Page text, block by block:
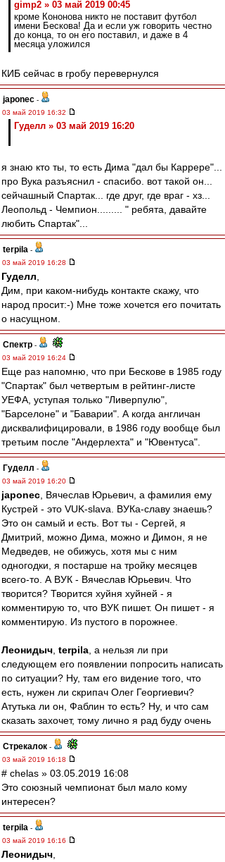
gimp2 » 03 май 2019 00:45
кроме Кононова никто не поставит футбол
имени Бескова! Да и если уж говорить честно
до конца, то он его поставил, и даже в 4
месяца уложился
КИБ сейчас в гробу перевернулся
japonec -
03 май 2019 16:32
Гуделл » 03 май 2019 16:20
я знаю кто ты, то есть Дима "дал бы Каррере"...
про Вука разъяснил - спасибо. вот такой он...
сейчашный Спартак... где друг, где враг - хз...
Леопольд - Чемпион......... " ребята, давайте
любить Спартак"...
terpila -
03 май 2019 16:28
Гуделл
Дим, при каком-нибудь контакте скажу, что
народ просит:-) Мне тоже хочется его почитать
о насущном.
Спектр -
03 май 2019 16:24
Еще раз напомню, что при Бескове в 1985 году
"Спартак" был четвертым в рейтинг-листе
УЕФА, уступая только "Ливерпулю",
"Барселоне" и "Баварии". А когда англичан
дисквалифицировали, в 1986 году вообще был
третьим после "Андерлехта" и "Ювентуса".
Гуделл -
03 май 2019 16:20
japonec , Вячеслав Юрьевич, а фамилия ему
Кустрей - это VUK-slava. ВУКа-славу знаешь?
Это он самый и есть. Вот ты - Сергей, я
Дмитрий, можно Дима, можно и Димон, я не
Медведев, не обижусь, хотя мы с ним
одногодки, я постарше на тройку месяцев
всего-то. А ВУК - Вячеслав Юрьевич. Что
творится? Творится хуйня хуйней - я
комментирую то, что ВУК пишет. Он пишет - я
комментирую. Из пустого в порожнее.
Леонидыч terpila , а нельзя ли при
следующем его появлении попросить написать
по ситуации? Ну, там его видение того, что
есть, нужен ли скрипач Олег Георгиевич?
Атутька ли он, Фаблин то есть? Ну, и что сам
сказать захочет, тому лично я рад буду очень
Стрекалок -
03 май 2019 16:18
# chelas » 03.05.2019 16:08
Это союзный чемпионат был мало кому
интересен?
terpila -
03 май 2019 16:16
Леонидыч